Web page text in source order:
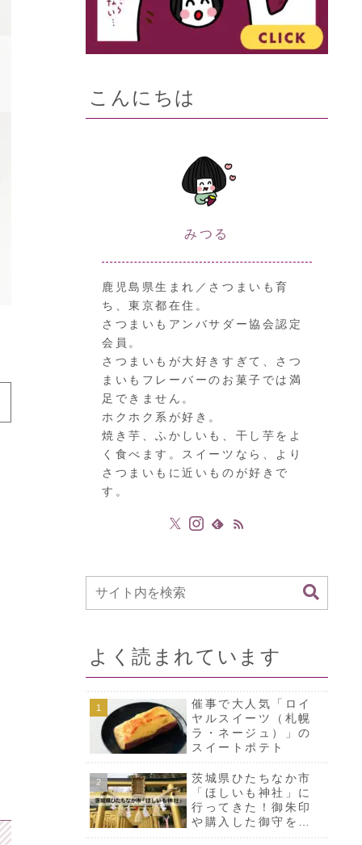
こんにちは
みつる
鹿児島県生まれ／さつまいも育
ち、東京都在住。
さつまいもアンバサダー協会認定
会員。
さつまいもが大好きすぎて、さつ
まいもフレーバーのお菓子では満
足できません。
ホクホク系が好き。
焼き芋、ふかしいも、干し芋をよ
く食べます。スイーツなら、より
さつまいもに近いものが好きで
す。
よく読まれています
催事で大人気「ロイ
ヤルスイーツ（札幌
ラ・ネージュ）」の
スイートポテト
茨城県ひたちなか市
「ほしいも神社」に
行ってきた！御朱印
や購入した御守をご